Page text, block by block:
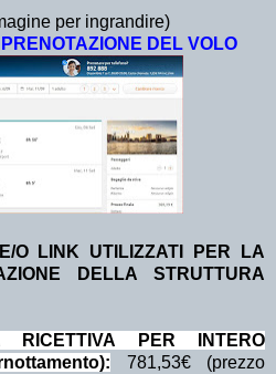
per ingrandire)
DEL VOLO
O LINK UTILIZZATI PER LA
DELLA STRUTTURA
RICETTIVA PER INTERO
781,53€ (prezzo